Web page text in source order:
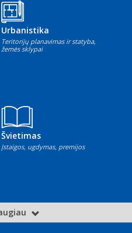
Urbanistika
Teritorijų planavimas ir statyba,
žemės sklypai
Švietimas
Įstaigos, ugdymas, premijos